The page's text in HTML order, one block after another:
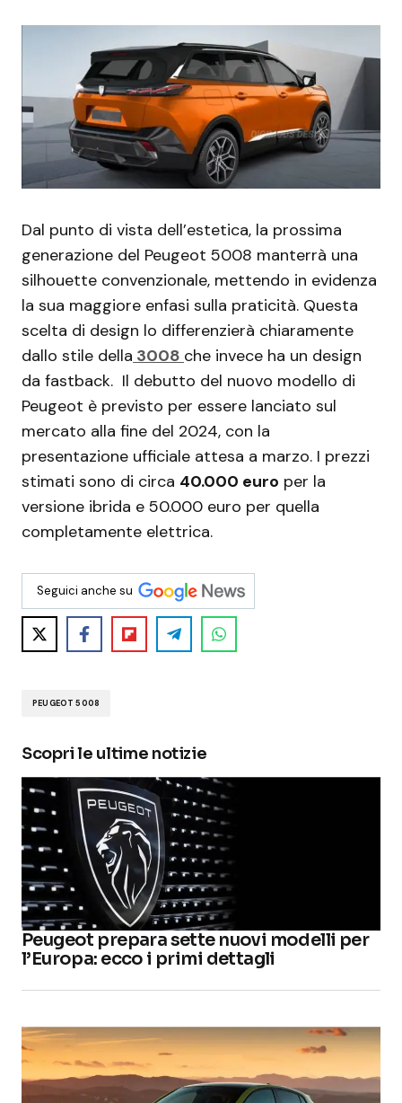
Dal punto di vista dell’estetica, la prossima
generazione del Peugeot 5008 manterrà una
silhouette convenzionale, mettendo in evidenza
la sua maggiore enfasi sulla praticità. Questa
scelta di design lo differenzierà chiaramente
dallo stile della 3008 che invece ha un design
da fastback. Il debutto del nuovo modello di
Peugeot è previsto per essere lanciato sul
mercato alla fine del 2024, con la
presentazione ufficiale attesa a marzo. I prezzi
stimati sono di circa 40.000 euro per la
versione ibrida e 50.000 euro per quella
completamente elettrica.
Seguici anche su
PEUGEOT 5008
Scopri le ultime notizie
Peugeot prepara sette nuovi modelli per
l’Europa: ecco i primi dettagli